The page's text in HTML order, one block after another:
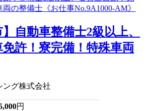
】自動車整備士2級以上、
許！寮完備！特殊車両
ング株式会社
円